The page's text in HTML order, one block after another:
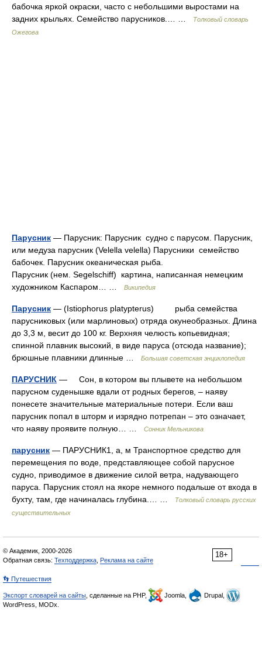
бабочка яркой окраски, часто с небольшими выростами на
задних крыльях. Семейство парусников.… …
Толковый словарь
Ожегова
Парусник — Парусник: Парусник судно с парусом. Парусник,
или медуза парусник (Velella velella) Парусники семейство
бабочек. Парусник океаническая рыба.
Парусник (нем. Segelschiff) картина, написанная немецким
художником Каспаром… …
Википедия
Парусник — (Istiophorus platypterus) рыба семейства
парусниковых (или марлиновых) отряда окунеобразных. Длина
до 3,3 м, весит до 100 кг. Верхняя челюсть копьевидная;
спинной плавник высокий, в виде паруса (отсюда название);
брюшные плавники длинные …
Большая советская энциклопедия
ПАРУСНИК — Сон, в котором вы плывете на небольшом
парусном суденышке вдали от родных берегов, – наяву
понесете значительные материальные потери. Если ваш
парусник попал в шторм и изрядно потрепан – это означает,
что наяву проявите полную… …
Сонник Мельникова
парусник — ПАРУСНИК1, а, м Транспортное средство для
перемещения по воде, представляющее собой парусное
судно, приводимое в движение силой ветра, надувающего
паруса. Парусник стоял на якоре немного подальше от входа в
бухту, там, где начиналась глубина.… …
Толковый словарь русских
существительных
18+
© Академик, 2000-2026
Обратная связь: Техподдержка Реклама на сайте
👣 Путешествия
Экспорт словарей на сайты , сделанные на PHP, Joomla,
Drupal,
WordPress, MODx.